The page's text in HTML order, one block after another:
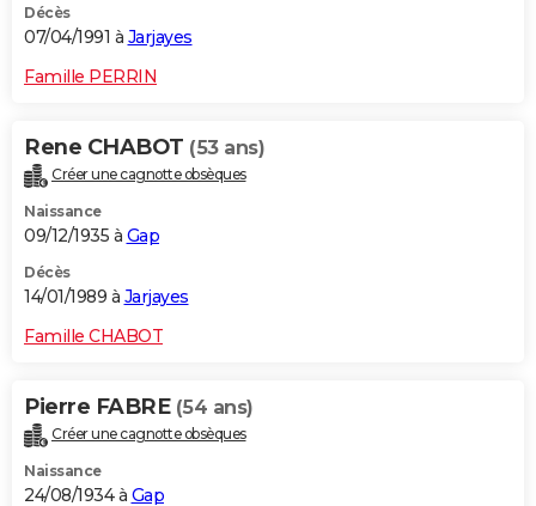
Décès
07/04/1991 à Jarjayes
Famille PERRIN
Rene CHABOT (53 ans)
Créer une cagnotte obsèques
Naissance
09/12/1935 à Gap
Décès
14/01/1989 à Jarjayes
Famille CHABOT
Pierre FABRE (54 ans)
Créer une cagnotte obsèques
Naissance
24/08/1934 à Gap